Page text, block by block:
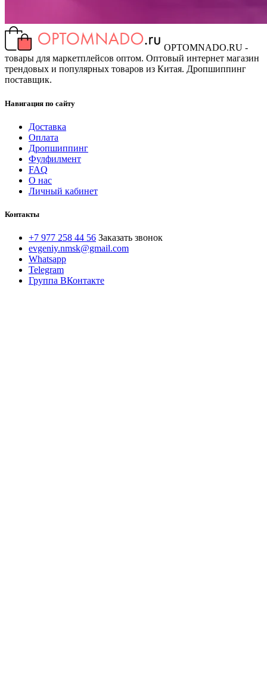
OPTOMNADO.RU -
товары для маркетплейсов оптом. Оптовый интернет магазин
трендовых и популярных товаров из Китая. Дропшиппинг
поставщик.
Навигация по сайту
Доставка
Оплата
Дропшиппинг
Фулфилмент
FAQ
О нас
Личный кабинет
Контакты
+7 977 258 44 56 Заказать звонок
evgeniy.nmsk@gmail.com
Whatsapp
Telegram
Группа ВКонтакте